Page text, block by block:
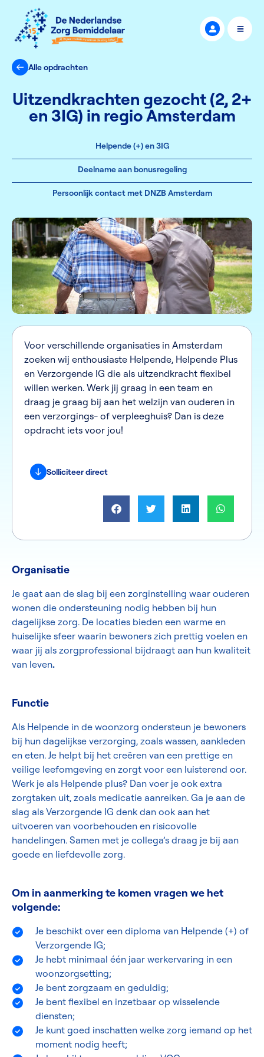
Alle opdrachten
Uitzendkrachten gezocht (2, 2+
en 3IG) in regio Amsterdam
Helpende (+) en 3IG
Deelname aan bonusregeling
Persoonlijk contact met DNZB Amsterdam
Voor verschillende organisaties in Amsterdam
zoeken wij enthousiaste Helpende, Helpende Plus
en Verzorgende IG die als uitzendkracht flexibel
willen werken. Werk jij graag in een team en
draag je graag bij aan het welzijn van ouderen in
een verzorgings- of verpleeghuis? Dan is deze
opdracht iets voor jou!
Solliciteer direct
Organisatie
Je gaat aan de slag bij een zorginstelling waar ouderen
wonen die ondersteuning nodig hebben bij hun
dagelijkse zorg. De locaties bieden een warme en
huiselijke sfeer waarin bewoners zich prettig voelen en
waar jij als zorgprofessional bijdraagt aan hun kwaliteit
van leven.
Functie
Als Helpende in de woonzorg ondersteun je bewoners
bij hun dagelijkse verzorging, zoals wassen, aankleden
en eten. Je helpt bij het creëren van een prettige en
veilige leefomgeving en zorgt voor een luisterend oor.
Werk je als Helpende plus? Dan voer je ook extra
zorgtaken uit, zoals medicatie aanreiken. Ga je aan de
slag als Verzorgende IG denk dan ook aan het
uitvoeren van voorbehouden en risicovolle
handelingen. Samen met je collega’s draag je bij aan
goede en liefdevolle zorg.
Om in aanmerking te komen vragen we het
volgende:
Je beschikt over een diploma van Helpende (+) of
Verzorgende IG;
Je hebt minimaal één jaar werkervaring in een
woonzorgsetting;
Je bent zorgzaam en geduldig;
Je bent flexibel en inzetbaar op wisselende
diensten;
Je kunt goed inschatten welke zorg iemand op het
moment nodig heeft;